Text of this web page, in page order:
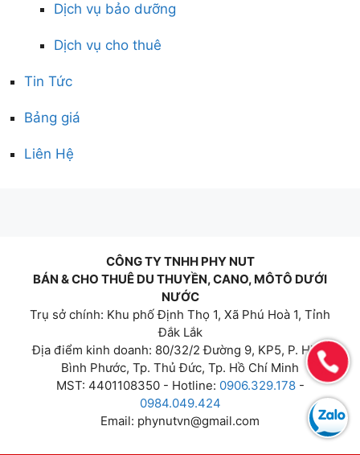
Dịch vụ bảo dưỡng
Dịch vụ cho thuê
Tin Tức
Bảng giá
Liên Hệ
CÔNG TY TNHH PHY NUT
BÁN & CHO THUÊ DU THUYỀN, CANO, MÔTÔ DƯỚI
NƯỚC
Trụ sở chính: Khu phố Định Thọ 1, Xã Phú Hoà 1, Tỉnh
Đắk Lắk
Địa điểm kinh doanh: 80/32/2 Đường 9, KP5, P. Hiệp
Bình Phước, Tp. Thủ Đức, Tp. Hồ Chí Minh
MST: 4401108350 - Hotline: 0906.329.178-
0984.049.424
Email: phynutvn@gmail.com